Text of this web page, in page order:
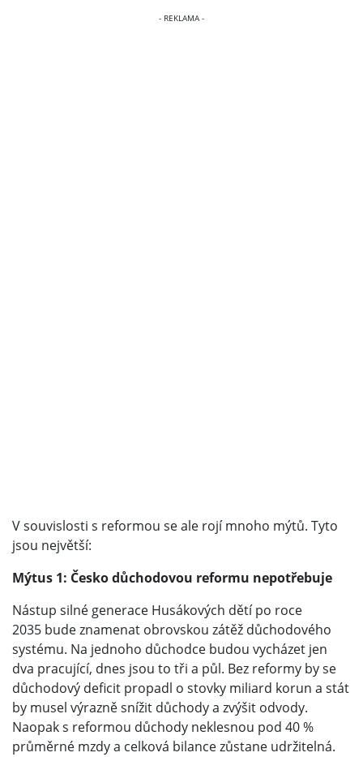
V souvislosti s reformou se ale rojí mnoho mýtů. Tyto
jsou největší:
Mýtus 1: Česko důchodovou reformu nepotřebuje
Nástup silné generace Husákových dětí po roce
2035 bude znamenat obrovskou zátěž důchodového
systému. Na jednoho důchodce budou vycházet jen
dva pracující, dnes jsou to tři a půl. Bez reformy by se
důchodový deficit propadl o stovky miliard korun a stát
by musel výrazně snížit důchody a zvýšit odvody.
Naopak s reformou důchody neklesnou pod 40 %
průměrné mzdy a celková bilance zůstane udržitelná.